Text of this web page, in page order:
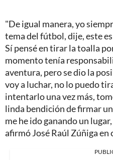
"De igual manera, yo
tema del fútbol, dije, este
Sí pensé en tirar la toalla
momento tenía
aventura, pero se dio la
voy a luchar, no lo puedo
intentarlo una vez más,
linda bendición de firmar
me he ido ganando un
afirmó José Raúl Zúñiga en